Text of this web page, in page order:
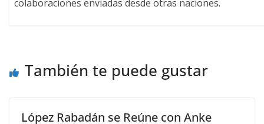
colaboraciones enviadas desde otras naciones.
También te puede gustar
López Rabadán se Reúne con Anke